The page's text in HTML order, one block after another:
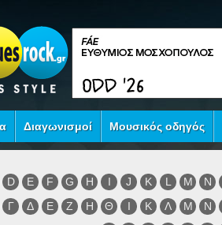
Διαγωνισμοί Μουσικός οδηγός
D E F G H I J K L M N
Γ Δ Ε Ζ Η Θ Ι Κ Λ Μ Ν